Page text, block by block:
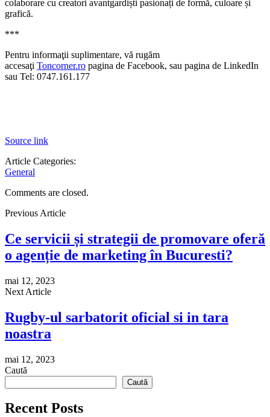
colaborare cu creatori avantgardiști pasionați de formă, culoare și
grafică.
***
Pentru informaţii suplimentare, vă rugăm
accesaţi Toncorner.ro pagina de Facebook, sau pagina de LinkedIn
sau Tel: 0747.161.177
Source link
Article Categories:
General
Comments are closed.
Previous Article
Ce servicii și strategii de promovare oferă
o agenție de marketing în Bucuresti?
mai 12, 2023
Next Article
Rugby-ul sarbatorit oficial si in tara
noastra
mai 12, 2023
Caută
Caută
Recent Posts